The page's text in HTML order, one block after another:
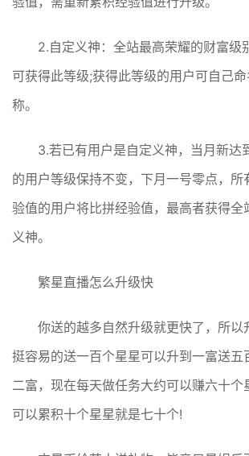
2.自定义神：全站最高荣耀的财富级
可获得此等级;获得此等级的用户可自己
称。
3.若已有用户是自定义神，当月新达
的用户等级保持不变，下月一号零点，所
验值的用户将比拼经验值，最高者获得全
义神。
繁星直播怎么升级快
你送的越多自然升级就更快了，所以
挺容易的送一百个星星可以升到一富送五
二富，现在每天做任务大约可以赚六十个
可以累积十个星星就是七十个!